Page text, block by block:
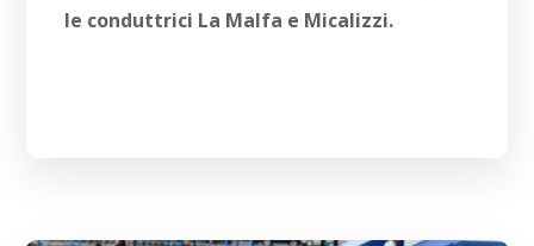
le conduttrici La Malfa e Micalizzi.